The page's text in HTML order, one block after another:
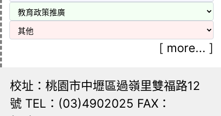
[ more... ]
校址：桃園市中壢區過嶺里雙福路12
號 TEL：(03)4902025 FAX：